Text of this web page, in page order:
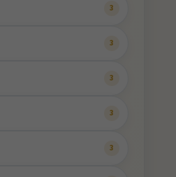
3
3
3
3
3